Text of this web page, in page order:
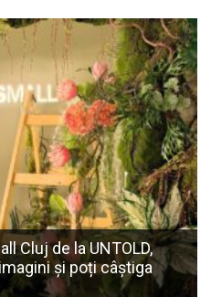
Cluj de la UNTOLD,
și poți câștiga